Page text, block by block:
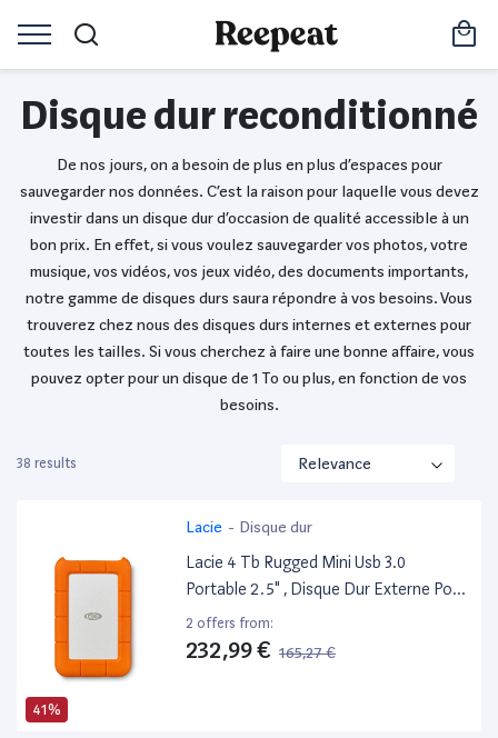
Disque dur reconditionné
De nos jours, on a besoin de plus en plus d’espaces pour
sauvegarder nos données. C’est la raison pour laquelle vous devez
investir dans un disque dur d’occasion de qualité accessible à un
bon prix. En effet, si vous voulez sauvegarder vos photos, votre
musique, vos vidéos, vos jeux vidéo, des documents importants,
notre gamme de disques durs saura répondre à vos besoins. Vous
trouverez chez nous des disques durs internes et externes pour
toutes les tailles. Si vous cherchez à faire une bonne affaire, vous
pouvez opter pour un disque de 1 To ou plus, en fonction de vos
besoins.
38 results
41%
Lacie - Disque dur
Lacie 4 Tb Rugged Mini Usb 3.0
Portable 2.5" , Disque Dur Externe Pour
PC Et Mac, Résistant Aux Chocs,
Chutes Et À La Pression (Lac9000633)
2 offers from:
232,99 € 165,27 €